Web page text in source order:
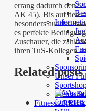
Unser
Werde
Fitness / REHA
errang dadurch den
AK 45). Bis auf den
besonders auf der
es perfekte
Zuschauer, die
ihren TuS-Kollegen
Related posts